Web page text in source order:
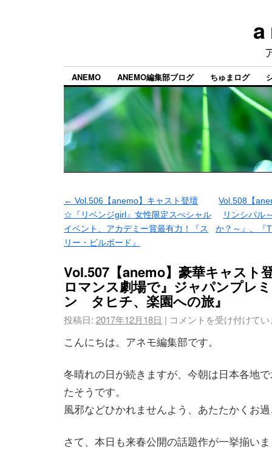
a
ANEMO ANEMO編集部ブログ ちゅまログ
← Vol.506【anemo】キャスト登壇
☆『リベンジgirl』女性限定スぺシャル
イベント、アカデミー賞最有力！『ス
リー・ビルボード』
Vol.508【
リンシパル
か？～』、『
Vol.507【anemo】豪華キャスト
ロマンス劇場で』ジャパンプレ
ン タヒチ、楽園への旅』
投稿日: 2017年12月18日 | コメントを受け付けて
こんにちは。アネモ編集部です。
冬晴れの日が続きますが、今朝は日本各地
たそうです。
風邪などひかれませんよう、あたたかくお
さて、本日も来春公開の話題作が一挙揃い